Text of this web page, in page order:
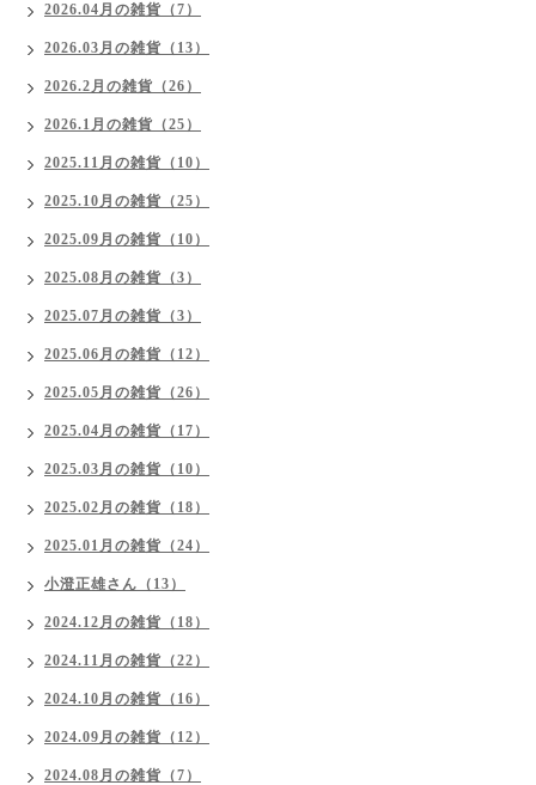
2026.04月の雑貨（7）
2026.03月の雑貨（13）
2026.2月の雑貨（26）
2026.1月の雑貨（25）
2025.11月の雑貨（10）
2025.10月の雑貨（25）
2025.09月の雑貨（10）
2025.08月の雑貨（3）
2025.07月の雑貨（3）
2025.06月の雑貨（12）
2025.05月の雑貨（26）
2025.04月の雑貨（17）
2025.03月の雑貨（10）
2025.02月の雑貨（18）
2025.01月の雑貨（24）
小澄正雄さん（13）
2024.12月の雑貨（18）
2024.11月の雑貨（22）
2024.10月の雑貨（16）
2024.09月の雑貨（12）
2024.08月の雑貨（7）